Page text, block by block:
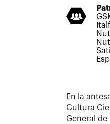
En la
Cultura
General